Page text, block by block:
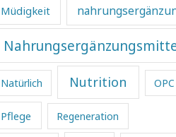
Müdigkeit
Natürlich Nutrition OPC
Pflege Regeneration